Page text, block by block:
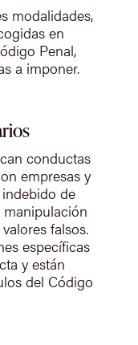
modalidades,
en
Penal,
a imponer.
conductas
empresas y
de
falsos.
específicas
y están
del Código